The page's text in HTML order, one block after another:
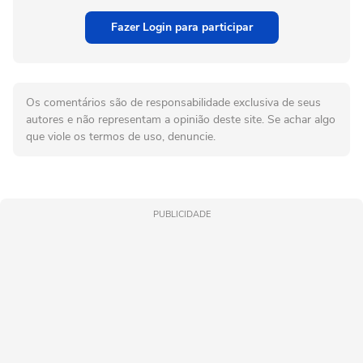
Fazer Login para participar
Os comentários são de responsabilidade exclusiva de seus
autores e não representam a opinião deste site. Se achar algo
que viole os termos de uso, denuncie.
PUBLICIDADE